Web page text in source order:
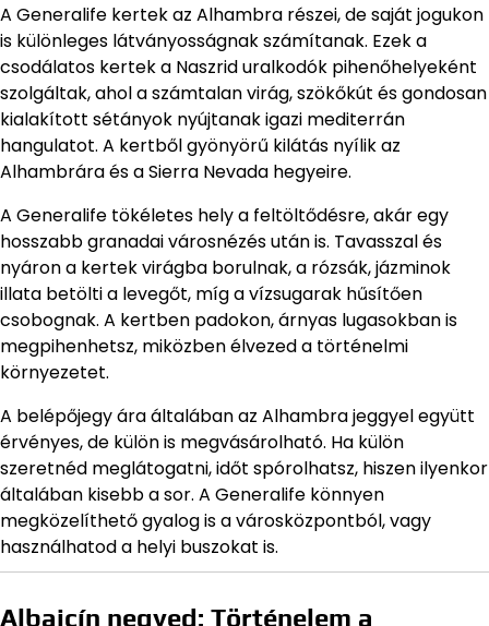
A Generalife kertek az Alhambra részei, de saját jogukon
is különleges látványosságnak számítanak. Ezek a
csodálatos kertek a Naszrid uralkodók pihenőhelyeként
szolgáltak, ahol a számtalan virág, szökőkút és gondosan
kialakított sétányok nyújtanak igazi mediterrán
hangulatot. A kertből gyönyörű kilátás nyílik az
Alhambrára és a Sierra Nevada hegyeire.
A Generalife tökéletes hely a feltöltődésre, akár egy
hosszabb granadai városnézés után is. Tavasszal és
nyáron a kertek virágba borulnak, a rózsák, jázminok
illata betölti a levegőt, míg a vízsugarak hűsítően
csobognak. A kertben padokon, árnyas lugasokban is
megpihenhetsz, miközben élvezed a történelmi
környezetet.
A belépőjegy ára általában az Alhambra jeggyel együtt
érvényes, de külön is megvásárolható. Ha külön
szeretnéd meglátogatni, időt spórolhatsz, hiszen ilyenkor
általában kisebb a sor. A Generalife könnyen
megközelíthető gyalog is a városközpontból, vagy
használhatod a helyi buszokat is.
Albaicín negyed: Történelem a